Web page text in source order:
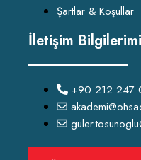
Şartlar & Koşullar
İletişim
+90 212 247